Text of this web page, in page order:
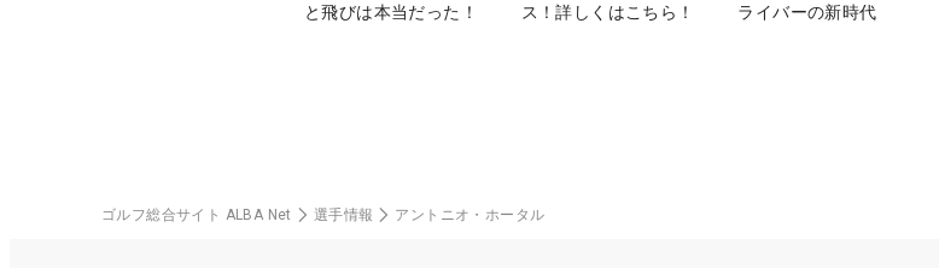
と飛びは本当だった！
ス！詳しくはこちら！
ライバーの新時代
ゴルフ総合サイト ALBA Net 選手情報 アントニオ・ホータル